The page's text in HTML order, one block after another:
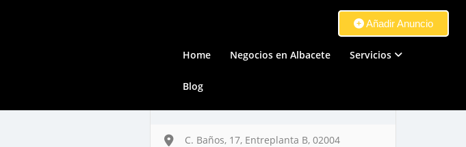
Añadir Anuncio
Home Negocios en Albacete Servicios
Blog
C. Baños, 17, Entreplanta B, 02004